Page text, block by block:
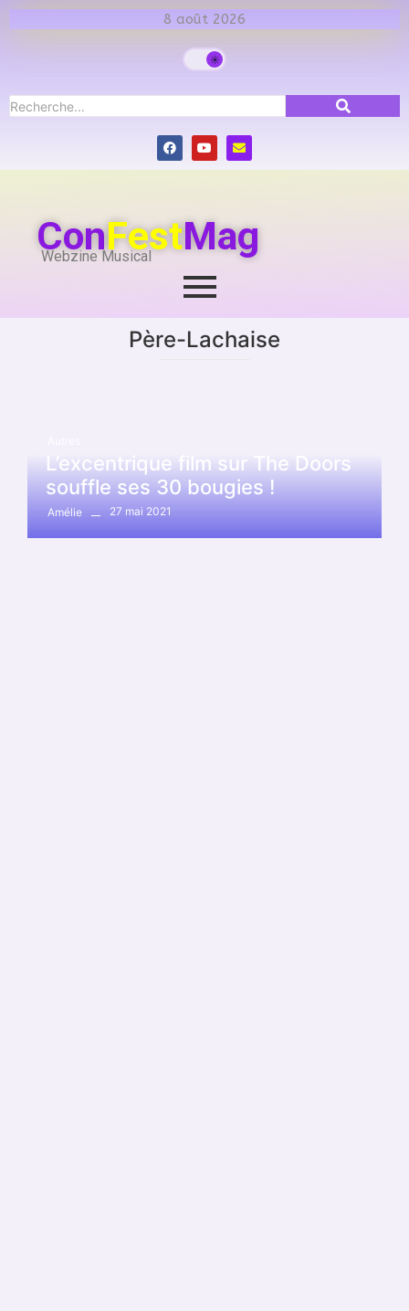
8 août 2026
ConFestMag
Webzine Musical
Père-Lachaise
L’excentrique film sur The Doors
souffle ses 30 bougies !
Amélie 27 mai 2021